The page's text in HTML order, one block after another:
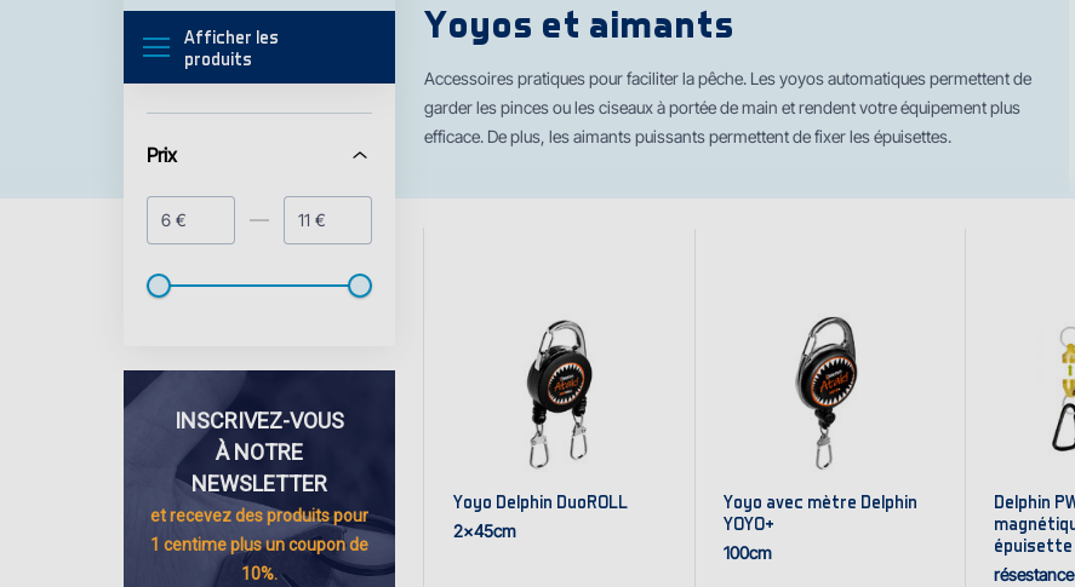
Afficher les
produits
Prix
€ €
INSCRIVEZ-VOUS
À NOTRE
NEWSLETTER
et recevez desproduits pour
1 centimeplus un coupon de
10%.
Yoyos et aimants
Accessoires pratiques pour faciliter la pêche. Les yoyos automatiques permettent de
garder les pinces ou les ciseaux à portée de main et rendent votre équipement plus
efficace. De plus, les aimants puissants permettent de fixer les épuisettes.
Yoyo Delphin DuoROLL
2x45cm
Yoyo avec mètre Delphin
YOYO+
100cm
Delphin
épuisette